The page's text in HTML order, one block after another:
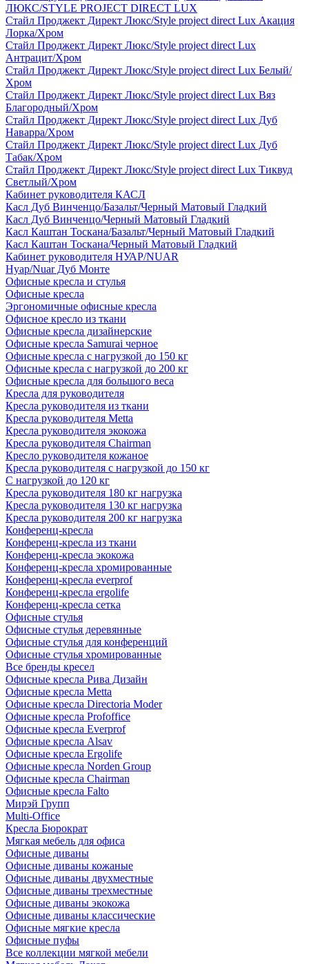
ЛЮКС/STYLE PROJECT DIRECT LUX
Стайл Проджект Директ Люкс/Style project direct Lux Акация
Лорка/Хром
Стайл Проджект Директ Люкс/Style project direct Lux
Антрацит/Хром
Стайл Проджект Директ Люкс/Style project direct Lux Белый/
Хром
Стайл Проджект Директ Люкс/Style project direct Lux Вяз
Благородный/Хром
Стайл Проджект Директ Люкс/Style project direct Lux Дуб
Наварра/Хром
Стайл Проджект Директ Люкс/Style project direct Lux Дуб
Табак/Хром
Стайл Проджект Директ Люкс/Style project direct Lux Тиквуд
Светлый/Хром
Кабинет руководителя КАСЛ
Касл Дуб Винченцо/Базальт/Черный Матовый Гладкий
Касл Дуб Винченцо/Черный Матовый Гладкий
Касл Каштан Тоскана/Базальт/Черный Матовый Гладкий
Касл Каштан Тоскана/Черный Матовый Гладкий
Кабинет руководителя НУАР/NUAR
Нуар/Nuar Дуб Монте
Офисные кресла и стулья
Офисные кресла
Эргономичные офисные кресла
Офисное кресло из ткани
Офисные кресла дизайнерские
Офисные кресла Samurai черное
Офисные кресла с нагрузкой до 150 кг
Офисные кресла с нагрузкой до 200 кг
Офисные кресла для большого веса
Кресла для руководителя
Кресла руководителя из ткани
Кресла руководителя Metta
Кресла руководителя экокожа
Кресла руководителя Chairman
Кресло руководителя кожаное
Кресла руководителя с нагрузкой до 150 кг
С нагрузкой до 120 кг
Кресла руководителя 180 кг нагрузка
Кресла руководителя 130 кг нагрузка
Кресла руководителя 200 кг нагрузка
Конференц-кресла
Конференц-кресла из ткани
Конференц-кресла экокожа
Конференц-кресла хромированные
Конференц-кресла everprof
Конференц-кресла ergolife
Конференц-кресла сетка
Офисные стулья
Офисные стулья деревянные
Офисные стулья для конференций
Офисные стулья хромированные
Все бренды кресел
Офисные кресла Рива Дизайн
Офисные кресла Metta
Офисные кресла Directoria Moder
Офисные кресла Profoffice
Офисные кресла Everprof
Офисные кресла Alsav
Офисные кресла Ergolife
Офисные кресла Norden Group
Офисные кресла Chairman
Офисные кресла Falto
Мирэй Групп
Multi-Office
Кресла Бюрократ
Мягкая мебель для офиса
Офисные диваны
Офисные диваны кожаные
Офисные диваны двухместные
Офисные диваны трехместные
Офисные диваны экокожа
Офисные диваны классические
Офисные мягкие кресла
Офисные пуфы
Все коллекции мягкой мебели